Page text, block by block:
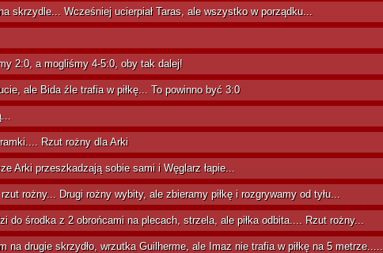
skrzydle... Wcześniej ucierpiał Taras, ale wszystko w porządku...
2:0, a mogliśmy 4-5:0, oby tak dalej!
ale Bida źle trafia w piłkę... To powinno być 3:0
Rzut rożny dla Arki
Arki przeszkadzają sobie sami i Węglarz łapie...
rożny... Drugi rożny wybity, ale zbieramy piłkę i rozgrywamy od tyłu...
do środka z 2 obrońcami na plecach, strzela, ale piłka odbita.... Rzut rożny...
na drugie skrzydło, wrzutka Guilherme, ale Imaz nie trafia w piłkę na 5 metrze.....